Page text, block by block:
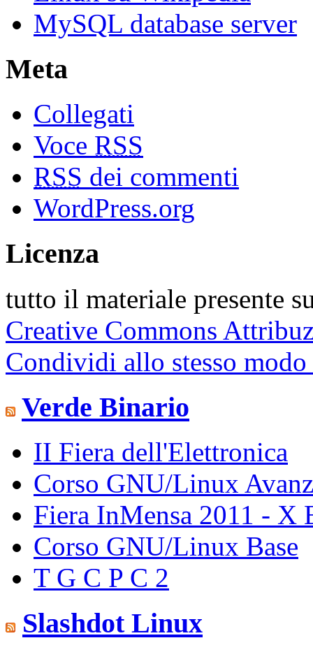
MySQL database server
Meta
Collegati
Voce RSS
RSS dei commenti
WordPress.org
Licenza
tutto il materiale presente
Creative Commons
Condividi allo stesso modo
Verde Binario
II Fiera dell'Elettronica
Corso GNU/Linux
Fiera InMensa 2011 - X
Corso GNU/Linux Base
T G C P C 2
Slashdot Linux